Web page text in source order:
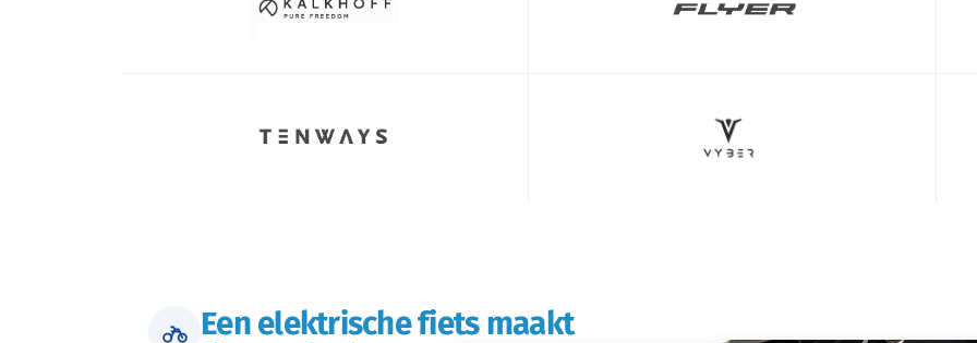
Een elektrische fiets maakt